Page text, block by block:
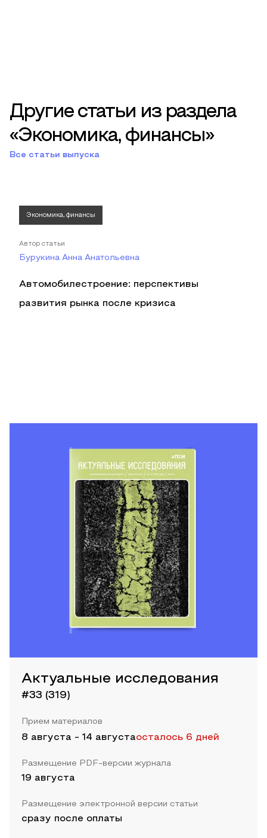
Другие статьи из раздела
«Экономика, финансы»
Все статьи выпуска
Экономика, финансы
Автор статьи
Бурукина Анна Анатольевна
Автомобилестроение: перспективы
развития рынка после кризиса
Актуальные исследования
#33 (319)
Прием материалов
8 августа - 14 августаосталось 6 дней
Размещение PDF-версии журнала
19 августа
Размещение электронной версии статьи
сразу после оплаты